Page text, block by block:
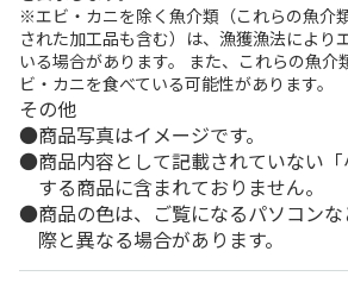
※エビ・カニを除く魚介類（これらの魚介
された加工品も含む）は、漁獲漁法により
いる場合があります。 また、これらの魚介
ビ・カニを食べている可能性があります。
その他
商品写真はイメージです。
商品内容として記載されていない
する商品に含まれておりません。
商品の色は、ご覧になるパソコン
際と異なる場合があります。